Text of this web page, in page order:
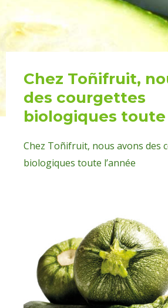
Chez Toñifruit,
des courgettes
biologiques
Chez Toñifruit, nous avons des
biologiques toute l’année